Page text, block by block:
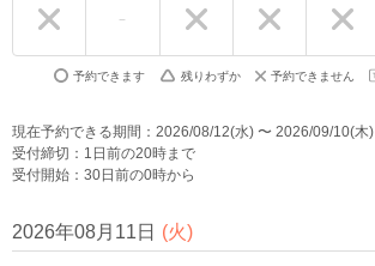
予約できます 残りわずか 予約できません
現在予約できる期間：2026/08/12(水) 〜 2026/09/10(木)
受付締切：1日前の20時まで
受付開始：30日前の0時から
2026年08月11日 (火)